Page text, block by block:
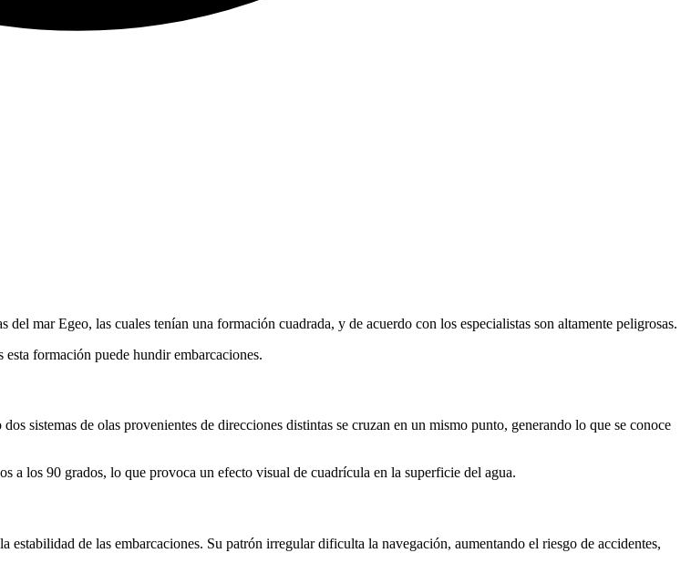
mar Egeo, las cuales tenían una formación cuadrada, y de acuerdo con los especialistas son altamente peligrosas.
formación puede hundir embarcaciones.
sistemas de olas provenientes de direcciones distintas se cruzan en un mismo punto, generando lo que se conoce
a los 90 grados, lo que provoca un efecto visual de cuadrícula en la superficie del agua.
estabilidad de las embarcaciones. Su patrón irregular dificulta la navegación, aumentando el riesgo de accidentes,